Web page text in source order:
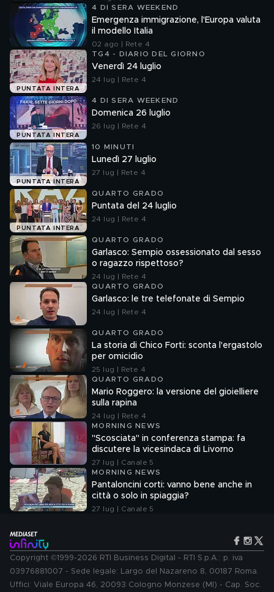
4 DI SERA WEEKEND
Emergenza immigrazione, l'Europa valuta
il modello Italia
02 ago | Rete 4
PUNTATA INTERA
TG4 - DIARIO DEL GIORNO
Venerdì 24 luglio
24 lug | Rete 4
PUNTATA INTERA
4 DI SERA WEEKEND
Domenica 26 luglio
26 lug | Rete 4
PUNTATA INTERA
10 MINUTI
Lunedì 27 luglio
27 lug | Rete 4
PUNTATA INTERA
QUARTO GRADO
Puntata del 24 luglio
24 lug | Rete 4
QUARTO GRADO
Garlasco: Sempio ossessionato dal sesso
o ragazzo rispettoso?
24 lug | Rete 4
QUARTO GRADO
Garlasco: le tre telefonate di Sempio
24 lug | Rete 4
QUARTO GRADO
La storia di Chico Forti: sconta l'ergastolo
per omicidio
25 lug | Rete 4
QUARTO GRADO
Mario Roggero: la versione del gioielliere
sulla rapina
24 lug | Rete 4
MORNING NEWS
"Scosciata" in conferenza stampa: fa
discutere la vicesindaca di Livorno
27 lug | Canale 5
MORNING NEWS
Pantaloncini corti: vanno bene anche in
città o solo in spiaggia?
27 lug | Canale 5
Copyright ©1999-2026 RTI Business Digital - RTI S.p.A.: p. iva
03976881007 - Sede legale: Largo del Nazareno 8, 00187 Roma.
Uffici: Viale Europa 46, 20093 Cologno Monzese (MI) - Cap. Soc.